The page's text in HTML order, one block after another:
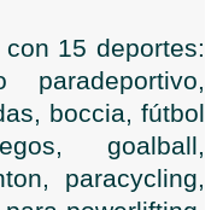
15 deportes:
boccia, fútbol
goalball,
paracycling,